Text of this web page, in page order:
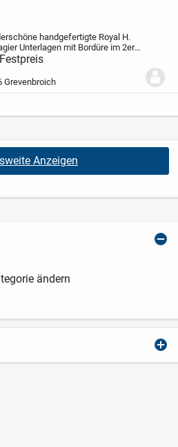
handgefertigte Royal H.
Unterlagen mit Bordüre im 2er
Vorder- oder Hinterbeine.
: Länge ca. 45 cm Breite 50 cm
am Pferd Der Artikel ist noch...
Grevenbroich
Anzeigen
ändern